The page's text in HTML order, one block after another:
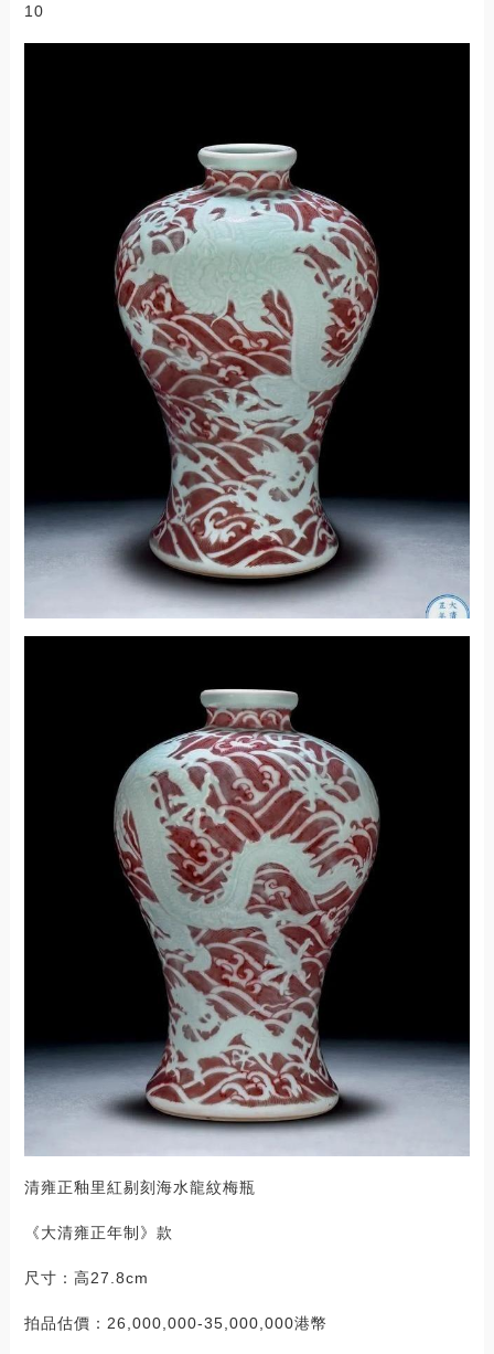
10
清雍正釉里紅剔刻海水龍紋梅瓶
《大清雍正年制》款
尺寸：高27.8cm
拍品估價：26,000,000-35,000,000港幣